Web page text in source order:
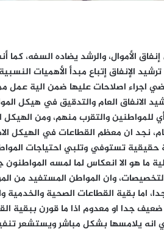
الأموال، والرشد يضاده السفه، كما
الإنفاق إتباع مبدأ الأهميات
اجراء اصلاحات عليها ضمن الية عمل
الانفاق العام والتدقيق في هيكل
والتقرب منهم، ومن الهيكل
نجد ان معظم القطاعات في الهيكل
حقيقية تستوفي وتلبي احتياجات
ما هو الا انعكاس لما لمسه المواطنون
وان المواطن المستفيد من
بقية القطاعات الصحية والخدمية
ضعيف جدا او معدوم اذا ما قورن ببقية
انه يلامسها بشكل مباشر ويستشعر